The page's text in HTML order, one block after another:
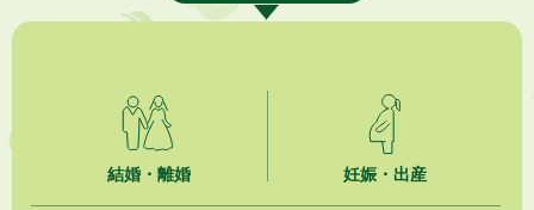
ジュビロ磐田（情報提供・お知らせ）
掛川市広告入り窓口封筒無償提供者募集
【日本DX大賞2026】ポスターセッション最優秀賞を受賞しました！
結婚・離婚 妊娠・出産